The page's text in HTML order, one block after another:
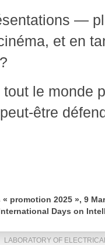
—
et en
le monde
être
promotion 2025 », 9
International Days on
LABORATORY OF